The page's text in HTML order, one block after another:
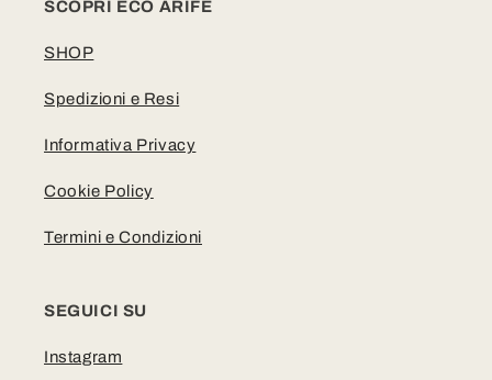
SCOPRI ECO ARIFE
SHOP
Spedizioni e Resi
Informativa Privacy
Cookie Policy
Termini e Condizioni
SEGUICI SU
Instagram